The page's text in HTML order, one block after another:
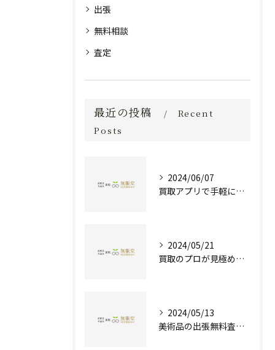
出張
無料相談
査定
最近の投稿
Recent
Posts
2024/06/07
買取アプリで手軽に現金化！あなたの不要品が宝物に変わる方法とは？
2024/05/21
買取のプロが見極める！骨董品の価値と査定とは？
2024/05/13
美術品の出張無料査定 | 一万点以上の実績で信頼の骨董品買取専門店